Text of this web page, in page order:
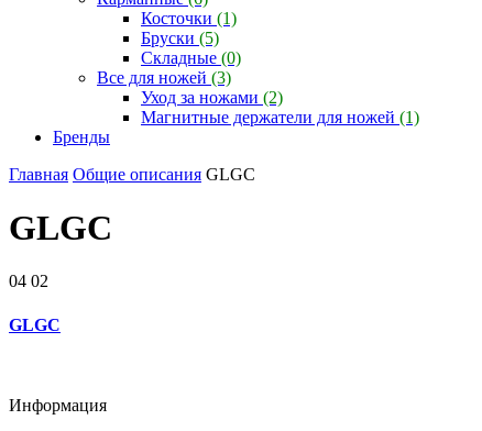
Косточки (1)
Бруски (5)
Складные (0)
Все для ножей (3)
Уход за ножами (2)
Магнитные держатели для ножей (1)
Бренды
Главная Общие описания GLGC
GLGC
04 02
GLGC
Информация